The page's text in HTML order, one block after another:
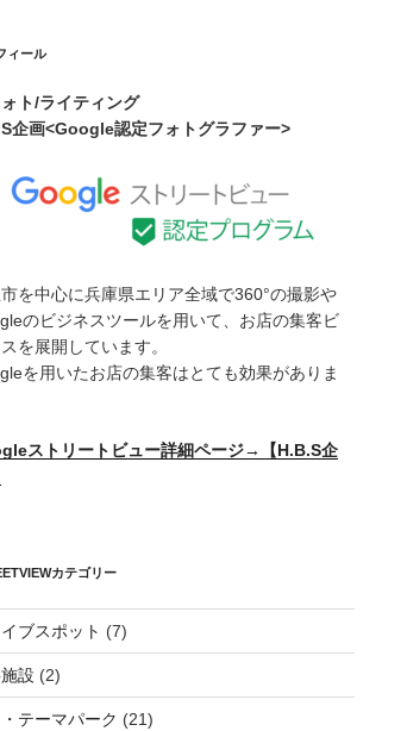
ィール
ト/ライティング
企画<Google認定フォトグラファー>
を中心に兵庫県エリア全域で360°の撮影や
のビジネスツールを用いて、お店の集客ビ
を展開しています。
を用いたお店の集客はとても効果がありま
ストリートビュー詳細ページ→【H.B.S企
カテゴリー
イブスポット (7)
設 (2)
テーマパーク (21)